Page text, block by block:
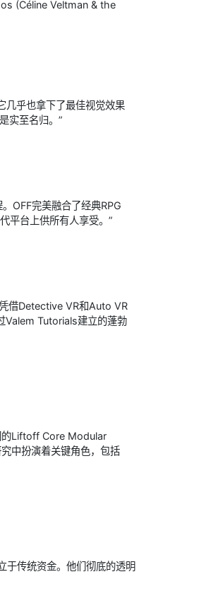
(Céline Veltman & the
几乎也拿下了最佳视觉效果
实至名归。”
OFF完美融合了经典RPG
平台上供所有人享受。”
借Detective VR和Auto VR
Valem Tutorials建立的蓬勃
的Liftoff Core Modular
中扮演着关键角色，包括
于传统资金。他们彻底的透明